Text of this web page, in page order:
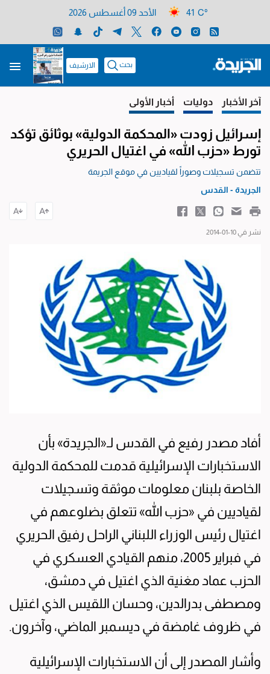
41 C° الأحد 09 أغسطس 2026
بحث الارشيف
آخر الأخبار دوليات أخبار الأولى
إسرائيل زودت «المحكمة الدولية» بوثائق تؤكد
تورط «حزب الله» في اغتيال الحريري
تتضمن تسجيلات وصوراً لقياديين في موقع الجريمة
الجريدة - القدس
نشر في 10-01-2014
أفاد مصدر رفيع في القدس لـ«الجريدة» بأن
الاستخبارات الإسرائيلية قدمت للمحكمة الدولية
الخاصة بلبنان معلومات موثقة وتسجيلات
لقياديين في «حزب الله» تتعلق بضلوعهم في
اغتيال رئيس الوزراء اللبناني الراحل رفيق الحريري
في فبراير 2005، منهم القيادي العسكري في
الحزب عماد مغنية الذي اغتيل في دمشق،
ومصطفى بدرالدين، وحسان اللقيس الذي اغتيل
في ظروف غامضة في ديسمبر الماضي، وآخرون.
وأشار المصدر إلى أن الاستخبارات الإسرائيلية